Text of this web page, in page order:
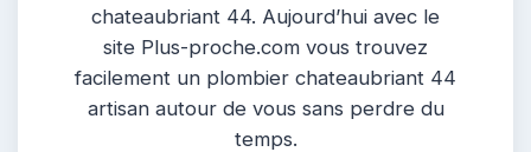
chateaubriant 44. Aujourd’hui avec le
site Plus-proche.com vous trouvez
facilement un plombier chateaubriant 44
artisan autour de vous sans perdre du
temps.